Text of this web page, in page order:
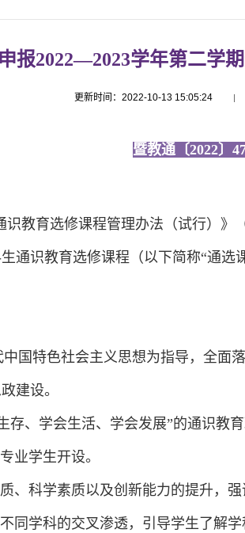
报2022—2023学年第二学
更新时间：2022-10-13 15:05:24
暨教通〔2022〕
识教育选修课程管理办法 （试行）》
通识教育选修课程（以下简称“通选
中国特色社会主义思想为指导，全面
建设。
存、学会生活、学会发展”的通识教
业学生开设。
、科学素质以及创新能力的提升 ， 强
同学科的交叉渗透， 引导学生了解